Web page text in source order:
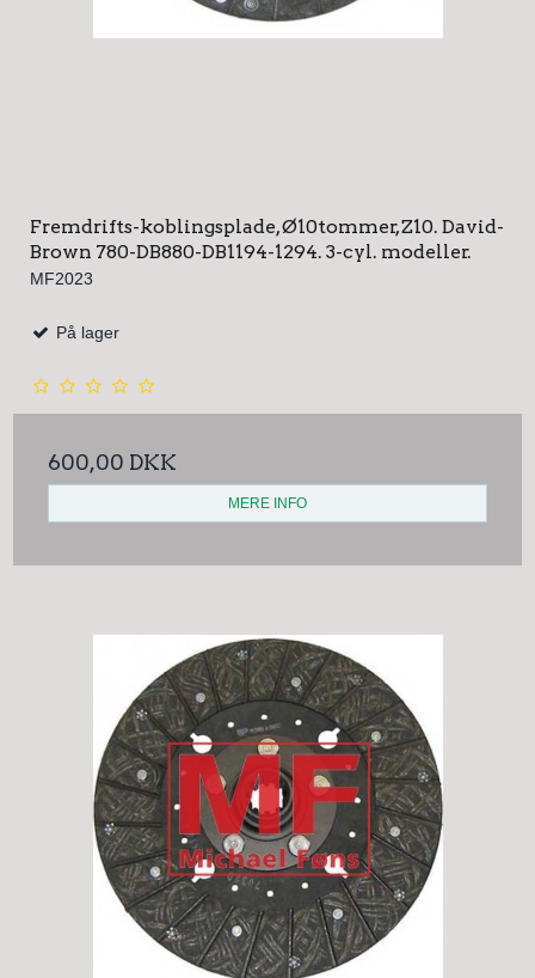
Fremdrifts-koblingsplade, Ø10tommer, Z10. David-
Brown 780-DB880-DB1194-1294. 3-cyl. modeller.
MF2023
På lager
600,00 DKK
MERE INFO